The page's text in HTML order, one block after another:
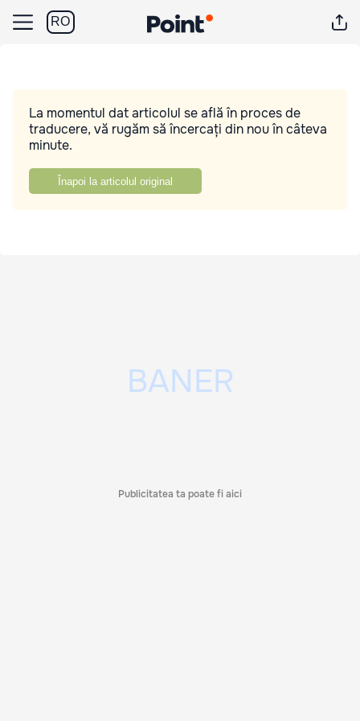
RO
La momentul dat articolul se află în proces de
traducere, vă rugăm să încercați din nou în câteva
minute.
Înapoi la articolul original
Publicitatea ta poate fi aici